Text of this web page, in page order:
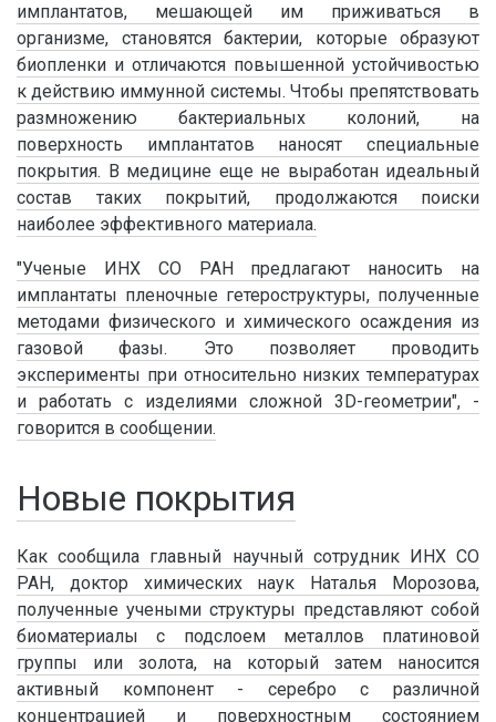
имплантатов, мешающей им приживаться в
организме, становятся бактерии, которые образуют
биопленки и отличаются повышенной устойчивостью
к действию иммунной системы. Чтобы препятствовать
размножению бактериальных колоний, на
поверхность имплантатов наносят специальные
покрытия. В медицине еще не выработан идеальный
состав таких покрытий, продолжаются поиски
наиболее эффективного материала.
"Ученые ИНХ СО РАН предлагают наносить на
имплантаты пленочные гетероструктуры, полученные
методами физического и химического осаждения из
газовой фазы. Это позволяет проводить
эксперименты при относительно низких температурах
и работать с изделиями сложной 3D-геометрии", -
говорится в сообщении.
Новые покрытия
Как сообщила главный научный сотрудник ИНХ СО
РАН, доктор химических наук Наталья Морозова,
полученные учеными структуры представляют собой
биоматериалы с подслоем металлов платиновой
группы или золота, на который затем наносится
активный компонент - серебро с различной
концентрацией и поверхностным состоянием